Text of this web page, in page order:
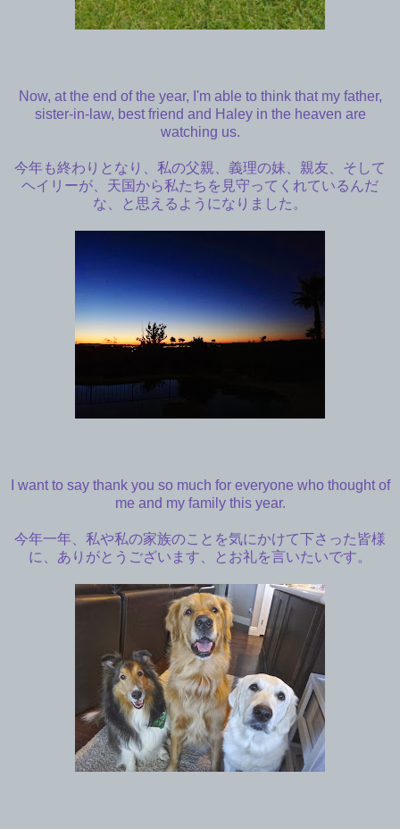
Now, at the end of the year, I'm able to think that my father,
sister-in-law, best friend and Haley in the heaven are
watching us.
今年も終わりとなり、私の父親、義理の妹、親友、そして
ヘイリーが、天国から私たちを見守ってくれているんだ
な、と思えるようになりました。
I want to say thank you so much for everyone who thought of
me and my family this year.
今年一年、私や私の家族のことを気にかけて下さった皆様
に、ありがとうございます、
とお礼を言いたいです。